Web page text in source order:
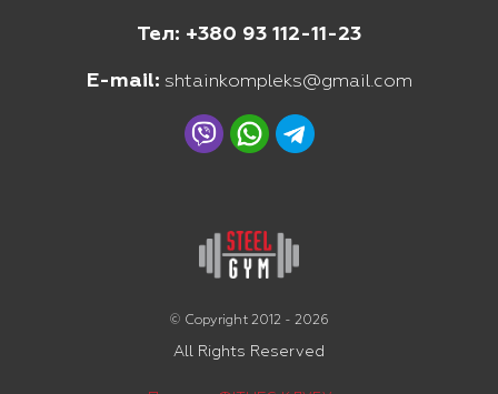
© Copyright 2012 - 2026
All Rights Reserved
Тел: +380 93 112-11-23
E-mail: shtainkompleks@gmail.com